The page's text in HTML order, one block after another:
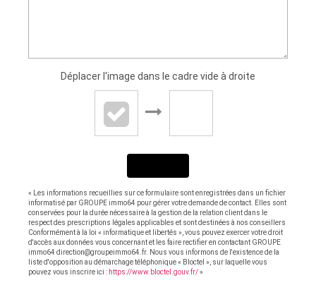
Déplacer l'image dans le cadre vide à droite
« Les informations recueillies sur ce formulaire sont enregistrées dans un fichier
informatisé par GROUPE immo64 pour gérer votre demande de contact. Elles sont
conservées pour la durée nécessaire à la gestion de la relation client dans le
respect des prescriptions légales applicables et sont destinées à nos conseillers
Conformément à la loi « informatique et libertés », vous pouvez exercer votre droit
d'accès aux données vous concernant et les faire rectifier en contactant GROUPE
immo64 direction@groupeimmo64.fr. Nous vous informons de l'existence de la
liste d'opposition au démarchage téléphonique « Bloctel », sur laquelle vous
pouvez vous inscrire ici : https://www.bloctel.gouv.fr/»